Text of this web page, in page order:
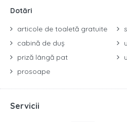
Dotări
articole de toaletă gratuite
cabină de duș
priză lângă pat
prosoape
Servicii